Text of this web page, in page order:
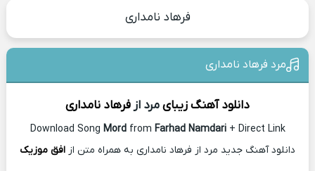
فرهاد نامداری
مرد فرهاد نامداری
دانلود آهنگ زیبایمرد ازفرهاد نامداری
Download Song Mordfrom Farhad Namdari+ Direct Link
دانلود آهنگ جدید مرد از فرهاد نامداری به همراه متن از افق موزیک